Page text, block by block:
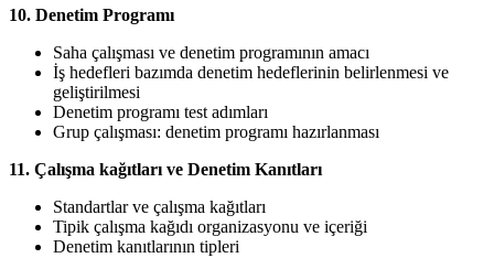
10. Denetim Programı
Saha çalışması ve denetim programının amacı
İş hedefleri bazımda denetim hedeflerinin belirlenmesi ve
geliştirilmesi
Denetim programı test adımları
Grup çalışması: denetim programı hazırlanması
11. Çalışma kağıtları ve Denetim Kanıtları
Standartlar ve çalışma kağıtları
Tipik çalışma kağıdı organizasyonu ve içeriği
Denetim kanıtlarının tipleri